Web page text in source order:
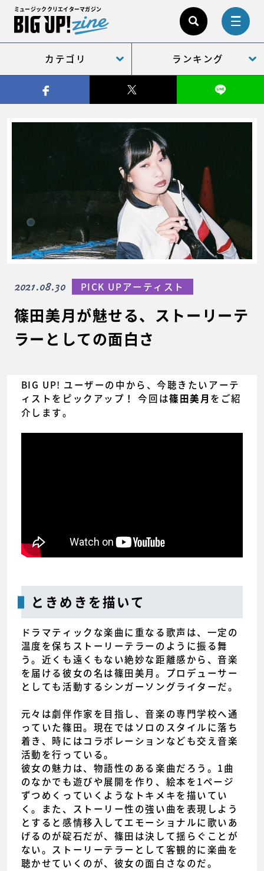
ミュージッククリエイターマガジン
カテゴリ ランキング
篠田美月が魅せる、ストーリーテ
ラーとしての面白さ
2021.08.30 PICK UPアーティスト
BIG UP! ユーザーの中から、今聴きたいアーテ
ィストをピックアップ！ 今回は篠田美月 をご紹
介します。
ときめきを描いて
ドラマティックな楽曲に重なる歌声は、一定の
温度を保ちストーリーテラーのように振る舞
う。近くも遠くもない絶妙な距離感から、音楽
を届ける彼女の名は篠田美月。プロデューサー
としても活動するシンガーソングライターだ。
元々は劇伴作家を目指し、音楽の専門学校へ通
っていた篠田。現在ではソロのスタイルに落ち
着き、時にはコラボレーションなども交え音楽
活動を行っている。
彼女の魅力は、物語性のある楽曲だろう。1曲
のなかでも遊びや展開を作り、絵本を1ページ
ずつめくっていくようなトキメキを描いてい
く。また、ストーリー性の強い曲を表現しよう
とすると感情移入してエモーショナルに歌いあ
げるのが碇石だが、篠田は決して揺らぐことが
ない。ストーリーテラーとして客観的に楽曲を
聴かせていくのが、彼女の面白さなのだ。